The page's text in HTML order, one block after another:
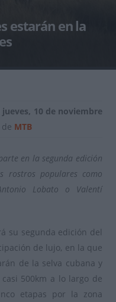
estarán en la
jueves, 10 de noviembre
MTB
en la segunda edición
rostros populares como
Lobato o Valentí
su segunda edición del
de lujo, en la que
de la selva cubana y
500km a lo largo de
etapas por la zona